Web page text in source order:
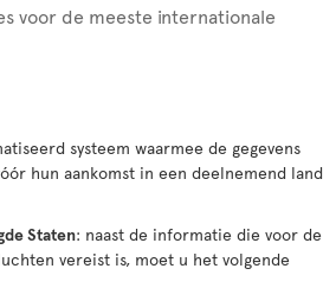
voor de meeste internationale
systeem waarmee de gegevens
hun aankomst in een deelnemend land
Staten: naast de informatie die voor de
vereist is, moet u het volgende